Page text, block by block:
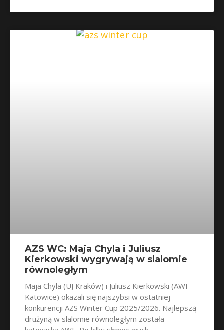
AZS WC: Maja Chyla i Juliusz
Kierkowski wygrywają w slalomie
równoległym
Maja Chyla (UJ Kraków) i Juliusz Kierkowski (AWF
Katowice) okazali się najszybsi w ostatniej
konkurencji AZS Winter Cup 2025/2026. Najlepszą
drużyną w slalomie równoległym została